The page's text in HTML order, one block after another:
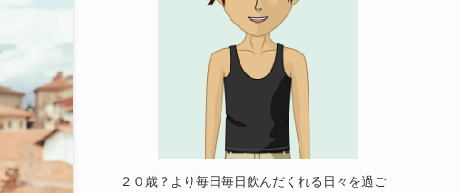
２０歳？より毎日毎日飲んだくれる日々を過ご